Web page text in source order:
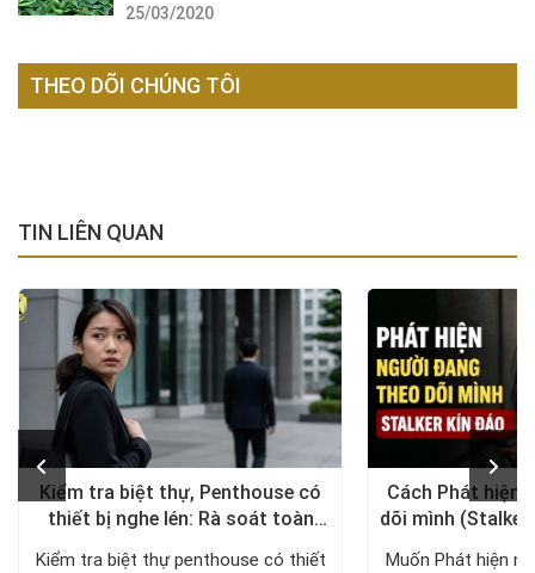
25/03/2020
THEO DÕI CHÚNG TÔI
TIN LIÊN QUAN
Kiểm tra biệt thự, Penthouse có
thiết bị nghe lén: Rà soát toàn
diện, trả lại không gian riêng tư
Kiểm tra biệt thự penthouse có thiết
Cách Phát hiện
dõi mình
Muốn Phát hiện